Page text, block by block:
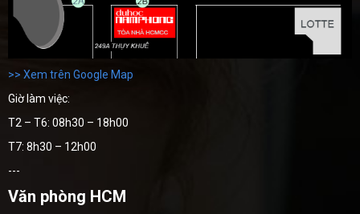
>> Xem trên Google Map
Giờ làm việc:
T2 – T6: 08h30 – 18h00
T7: 8h30 – 12h00
---
Văn phòng HCM